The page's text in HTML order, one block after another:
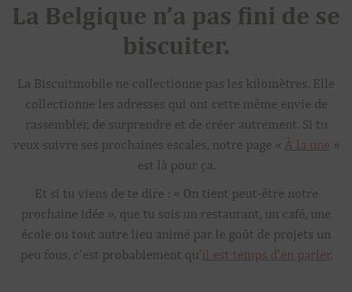
La Belgique n’a pas fini de se
biscuiter.
La Biscuitmobile ne collectionne pas les kilomètres. Elle
collectionne les adresses qui ont cette même envie de
rassembler, de surprendre et de créer autrement. Si tu
veux suivre ses prochaines escales, notre page « À la une »
est là pour ça.
Et si tu viens de te dire : « On tient peut-être notre
prochaine idée », que tu sois un restaurant, un café, une
école ou tout autre lieu animé par le goût de projets un
peu fous, c’est probablement qu’il est temps d’en parler.